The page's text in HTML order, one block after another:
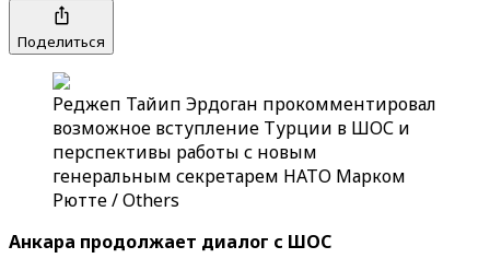
Поделиться
Реджеп Тайип Эрдоган прокомментировал
возможное вступление Турции в ШОС и
перспективы работы с новым
генеральным секретарем НАТО Марком
Рютте / Others
Анкара продолжает диалог с ШОС